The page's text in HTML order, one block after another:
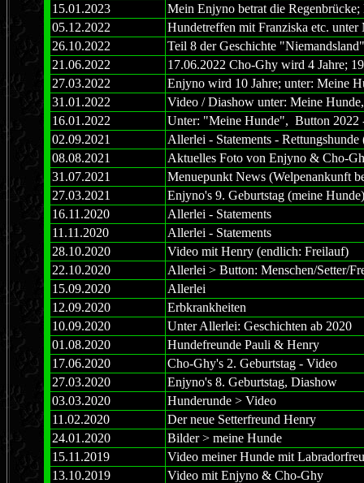
15.01.2023
Mein Enjyno betrat die Regenbrücke;
05.12.2022
Hundetreffen mit Franziska etc.
26.10.2022
Teil 8 der Geschichte
21.06.2022
17.06.2022 Cho-Ghy wird 4 Jahre;
27.03.2022
Enjyno wird 10 Jahre; unter: Meine
31.01.2022
Video / Diashow unter: Meine
16.01.2022
Unter: "Meine Hunde", Button 2022
02.09.2021
Allerlei - Statements -
08.08.2021
Aktuelles Foto von Enjyno & Cho-
31.07.2021
Menuepunkt News (Welpenankunft
27.03.2021
Enjyno's 9. Geburtstag (meine Hunde)
16.11.2020
Allerlei - Statements
11.11.2020
Allerlei - Statements
28.10.2020
Video mit Henry (endlich: Freilauf)
22.10.2020
Allerlei > Button: Menschen/Setter/
15.09.2020
Allerlei
12.09.2020
Erbkrankheiten
10.09.2020
Unter Allerlei: Geschichten ab 2020
01.08.2020
Hundefreunde Pauli & Henry
17.06.2020
Cho-Ghy's 2. Geburtstag - Video
27.03.2020
Enjyno's 8. Geburtstag, Diashow
03.03.2020
Hunderunde > Video
11.02.2020
Der neue Setterfreund Henry
24.01.2020
Bilder > meine Hunde
15.11.2019
Video meiner Hunde mit
13.10.2019
Video mit Enjyno & Cho-Ghy